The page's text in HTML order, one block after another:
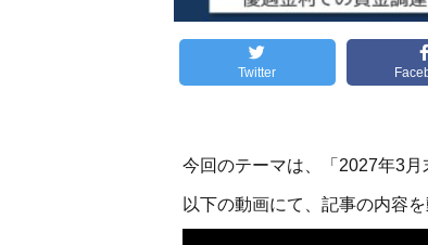
Twitter
今回のテーマは、「2027年3月
以下の動画にて、記事の内容